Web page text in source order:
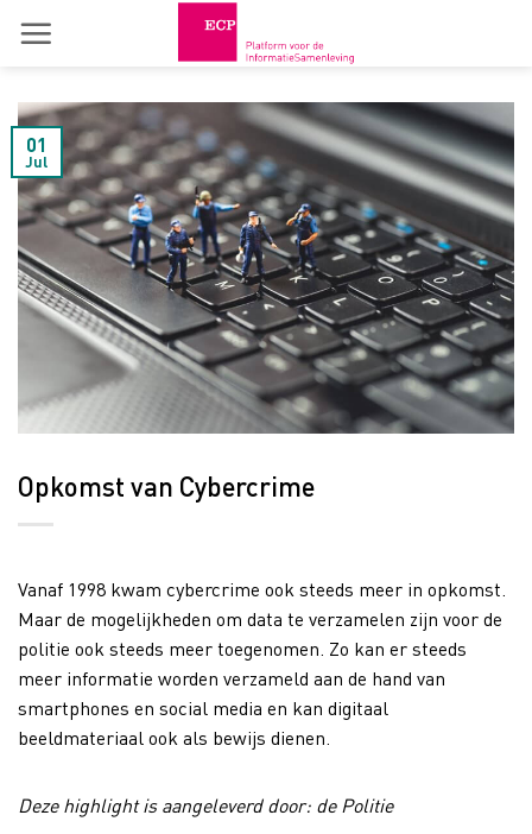
01
Jul
Opkomst van Cybercrime
Vanaf 1998 kwam cybercrime ook steeds meer in opkomst.
Maar de mogelijkheden om data te verzamelen zijn voor de
politie ook steeds meer toegenomen. Zo kan er steeds
meer informatie worden verzameld aan de hand van
smartphones en social media en kan digitaal
beeldmateriaal ook als bewijs dienen.
Deze highlight is aangeleverd door: de Politie